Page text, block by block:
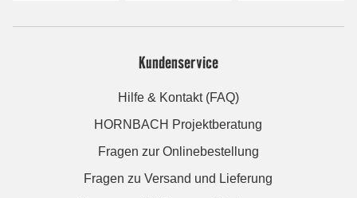
Kundenservice
Hilfe & Kontakt (FAQ)
HORNBACH Projektberatung
Fragen zur Onlinebestellung
Fragen zu Versand und Lieferung